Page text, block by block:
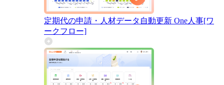
定期代の申請・人材データ自動更新 One人事[ワ
ークフロー]